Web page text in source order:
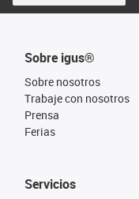
Sobre igus®
Sobre nosotros
Trabaje con nosotros
Prensa
Ferias
Servicios